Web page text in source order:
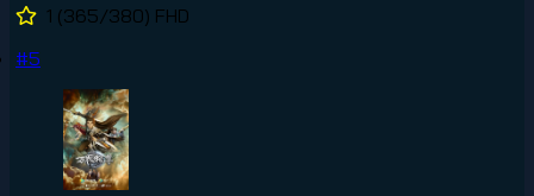
1 (365/380) FHD
#5